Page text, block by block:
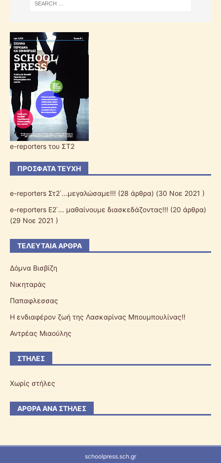
e-reporters του ΣΤ2
ΠΡΌΣΦΑΤΑ ΤΕΎΧΗ
e-reporters Στ2΄...μεγαλώσαμε!!! (28 άρθρα) (30 Νοε 2021 )
e-reporters Ε2΄... μαθαίνουμε διασκεδάζοντας!!! (20 άρθρα)
(29 Νοε 2021 )
ΤΕΛΕΥΤΑΊΑ ΆΡΘΡΑ
Δόμνα Βισβίζη
Νικηταράς
Παπαφλεσσας
Η ενδιαφέρον ζωή της Λασκαρίνας Μπουμπουλίνας!!
Αντρέας Μιαούλης
ΣΤΉΛΕΣ
Χωρίς στήλες
ΆΡΘΡΑ ΑΝΆ ΣΤΉΛΕΣ
schoolpress.sch.gr